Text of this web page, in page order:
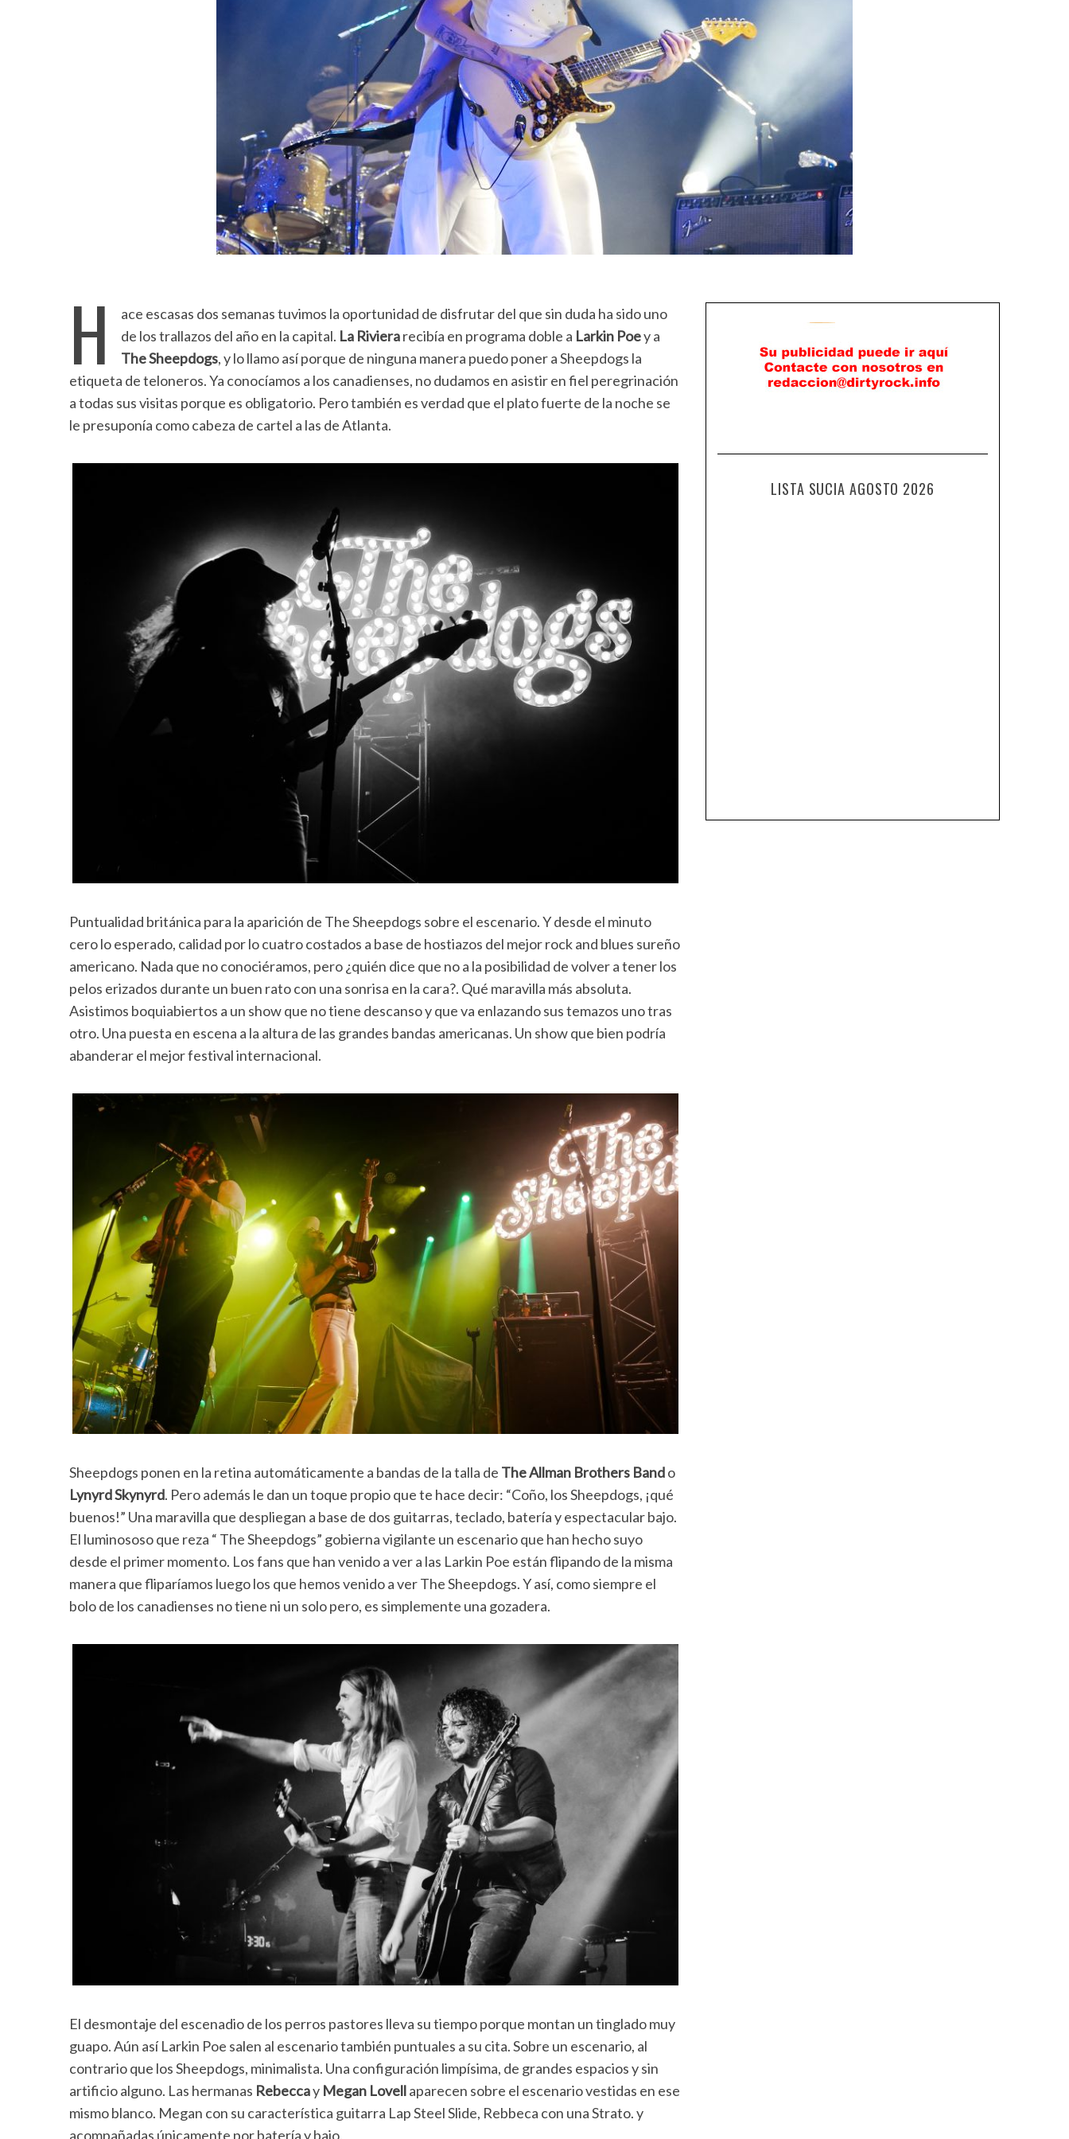
H
ace escasas dos semanas tuvimos la oportunidad de disfrutar del que sin duda ha sido uno
de los trallazos del año en la capital. La Rivierarecibía en programa doble a Larkin Poey a
The Sheepdogs, y lo llamo así porque de ninguna manera puedo poner a Sheepdogs la
etiqueta de teloneros. Ya conocíamos a los canadienses, no dudamos en asistir en fiel peregrinación
a todas sus visitas porque es obligatorio. Pero también es verdad que el plato fuerte de la noche se
le presuponía como cabeza de cartel a las de Atlanta.
Puntualidad británica para la aparición de The Sheepdogs sobre el escenario. Y desde el minuto
cero lo esperado, calidad por lo cuatro costados a base de hostiazos del mejor rock and blues sureño
americano. Nada que no conociéramos, pero ¿quién dice que no a la posibilidad de volver a tener los
pelos erizados durante un buen rato con una sonrisa en la cara?. Qué maravilla más absoluta.
Asistimos boquiabiertos a un show que no tiene descanso y que va enlazando sus temazos uno tras
otro. Una puesta en escena a la altura de las grandes bandas americanas. Un show que bien podría
abanderar el mejor festival internacional.
Sheepdogs ponen en la retina automáticamente a bandas de la talla de The Allman Brothers Bando
Lynyrd Skynyrd. Pero además le dan un toque propio que te hace decir: “Coño, los Sheepdogs, ¡qué
buenos!” Una maravilla que despliegan a base de dos guitarras, teclado, batería y espectacular bajo.
El luminososo que reza “ The Sheepdogs” gobierna vigilante un escenario que han hecho suyo
desde el primer momento. Los fans que han venido a ver a las Larkin Poe están flipando de la misma
manera que fliparíamos luego los que hemos venido a ver The Sheepdogs. Y así, como siempre el
bolo de los canadienses no tiene ni un solo pero, es simplemente una gozadera.
El desmontaje del escenadio de los perros pastores lleva su tiempo porque montan un tinglado muy
guapo. Aún así Larkin Poe salen al escenario también puntuales a su cita. Sobre un escenario, al
contrario que los Sheepdogs, minimalista. Una configuración limpísima, de grandes espacios y sin
artificio alguno. Las hermanas Rebeccay Megan Lovellaparecen sobre el escenario vestidas en ese
mismo blanco. Megan con su característica guitarra Lap Steel Slide, Rebbeca con una Strato. y
acompañadas únicamente por batería y bajo.
LISTA SUCIA AGOSTO 2026